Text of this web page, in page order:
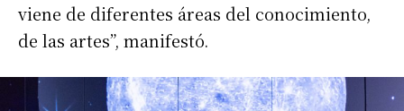
viene de diferentes áreas del conocimiento,
de las artes”, manifestó.